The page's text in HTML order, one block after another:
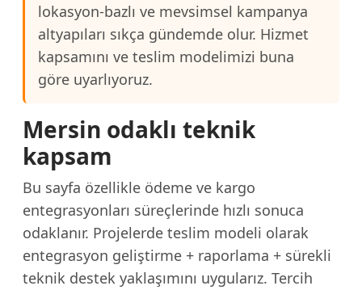
lokasyon-bazlı ve mevsimsel kampanya
altyapıları sıkça gündemde olur. Hizmet
kapsamını ve teslim modelimizi buna
göre uyarlıyoruz.
Mersin odaklı teknik
kapsam
Bu sayfa özellikle ödeme ve kargo
entegrasyonları süreçlerinde hızlı sonuca
odaklanır. Projelerde teslim modeli olarak
entegrasyon geliştirme + raporlama + sürekli
teknik destek yaklaşımını uygularız. Tercih